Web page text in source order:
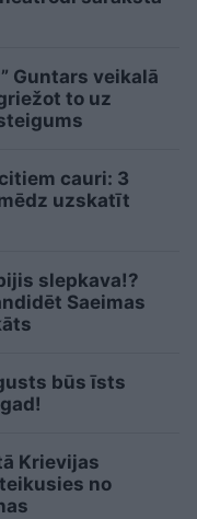
Guntars veikalā
to uz
cauri: 3
uzskatīt
slepkava!?
Saeimas
būs īsts
Krievijas
no